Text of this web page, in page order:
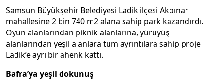
Samsun Büyükşehir Belediyesi Ladik ilçesi Akpınar
mahallesine 2 bin 740 m2 alana sahip park kazandırdı.
Oyun alanlarından piknik alanlarına, yürüyüş
alanlarından yeşil alanlara tüm ayrıntılara sahip proje
Ladik’e ayrı bir ahenk kattı.
Bafra’ya yeşil dokunuş